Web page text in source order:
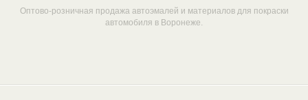
Оптово-розничная продажа автоэмалей и материалов для покраски
автомобиля в Воронеже.